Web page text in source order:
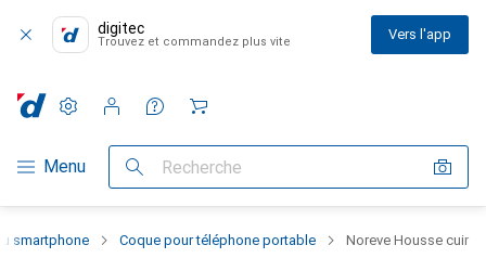
digitec
Trouvez et commandez plus vite Vers l'app
Navigation par catégorie
Menu Recherche
Paramètres
Compte client
Listes de comparaison
Listes d'envies
Panier
smartphone Coque pour téléphone portable Noreve Housse cuir